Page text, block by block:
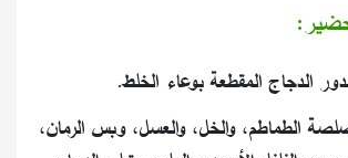
المقطعة بوعاء الخلط.
الطماطم، والخل، والعسل، وبس الرمان،